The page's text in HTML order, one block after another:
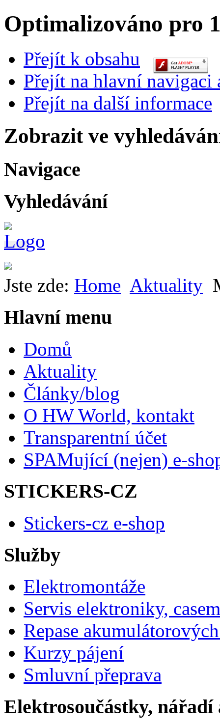
Optimalizováno pro
Přejít k obsahu
Přejít na hlavní navigaci
Přejít na další informace
Zobrazit ve
Navigace
Vyhledávání
Jste zde: Home Aktuality
Hlavní menu
Domů
Aktuality
Články/blog
O HW World, kontakt
Transparentní účet
SPAMující (nejen) e-
STICKERS-CZ
Stickers-cz e-shop
Služby
Elektromontáže
Servis elektroniky,
Repase
Kurzy pájení
Smluvní přeprava
Elektrosoučástky, nářadí